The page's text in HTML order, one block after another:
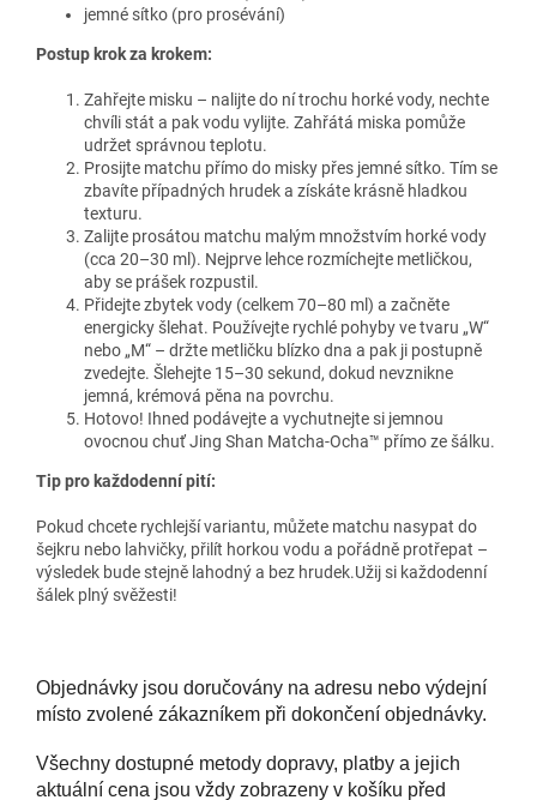
jemné sítko (pro prosévání)
Postup krok za krokem:
Zahřejte misku – nalijte do ní trochu horké vody, nechte
chvíli stát a pak vodu vylijte. Zahřátá miska pomůže
udržet správnou teplotu.
Prosijte matchu přímo do misky přes jemné sítko. Tím se
zbavíte případných hrudek a získáte krásně hladkou
texturu.
Zalijte prosátou matchu malým množstvím horké vody
(cca 20–30 ml). Nejprve lehce rozmíchejte metličkou,
aby se prášek rozpustil.
Přidejte zbytek vody (celkem 70–80 ml) a začněte
energicky šlehat. Používejte rychlé pohyby ve tvaru „W“
nebo „M“ – držte metličku blízko dna a pak ji postupně
zvedejte. Šlehejte 15–30 sekund, dokud nevznikne
jemná, krémová pěna na povrchu.
Hotovo! Ihned podávejte a vychutnejte si jemnou
ovocnou chuť Jing Shan Matcha-Ocha™ přímo ze šálku.
Tip pro každodenní pití:
Pokud chcete rychlejší variantu, můžete matchu nasypat do
šejkru nebo lahvičky, přilít horkou vodu a pořádně protřepat –
výsledek bude stejně lahodný a bez hrudek.Užij si každodenní
šálek plný svěžesti!
Objednávky jsou doručovány na adresu nebo výdejní
místo zvolené zákazníkem při dokončení objednávky.
Všechny dostupné metody dopravy, platby a jejich
aktuální cena jsou vždy zobrazeny v košíku před